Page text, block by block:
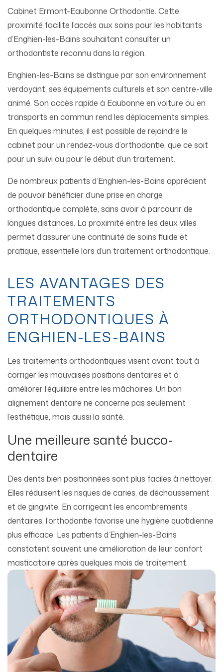
Cabinet Ermont-Eaubonne Orthodontie. Cette
proximité facilite l’accès aux soins pour les habitants
d’Enghien-les-Bains souhaitant consulter un
orthodontiste reconnu dans la région.
Enghien-les-Bains se distingue par son environnement
verdoyant, ses équipements culturels et son centre-ville
animé. Son accès rapide à Eaubonne en voiture ou en
transports en commun rend les déplacements simples.
En quelques minutes, il est possible de rejoindre le
cabinet pour un rendez-vous d’orthodontie, que ce soit
pour un suivi ou pour le début d’un traitement.
De nombreux patients d’Enghien-les-Bains apprécient
de pouvoir bénéficier d’une prise en charge
orthodontique complète, sans avoir à parcourir de
longues distances. La proximité entre les deux villes
permet d’assurer une continuité de soins fluide et
pratique, essentielle lors d’un traitement orthodontique.
LES AVANTAGES DES
TRAITEMENTS
ORTHODONTIQUES À
ENGHIEN-LES-BAINS
Les traitements orthodontiques visent avant tout à
corriger les mauvaises positions dentaires et à
améliorer l’équilibre entre les mâchoires. Un bon
alignement dentaire ne concerne pas seulement
l’esthétique, mais aussi la santé.
Une meilleure santé bucco-
dentaire
Des dents bien positionnées sont plus faciles à nettoyer.
Elles réduisent les risques de caries, de déchaussement
et de gingivite. En corrigeant les encombrements
dentaires, l’orthodontie favorise une hygiène quotidienne
plus efficace. Les patients d’Enghien-les-Bains
constatent souvent une amélioration de leur confort
masticatoire après quelques mois de traitement.